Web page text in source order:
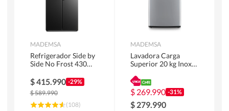
MADEMSA
Refrigerador Side by
Side No Frost 430
MAS430B
$415.990 -29%
$589.990
(108)
MADEMSA
Lavadora Carga
Superior 20 kg Inox
$ 269.990 -31%
$ 279.990